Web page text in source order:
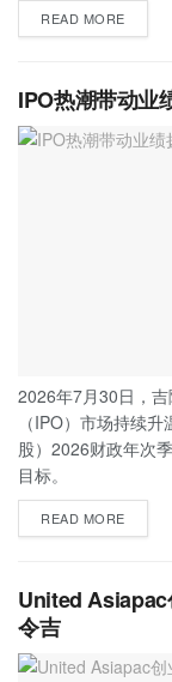
READ MORE
IPO热潮带动业
2026年7月30日，
（IPO）市场持续
股）2026财政年次
目标。
READ MORE
United Asiapac
令吉